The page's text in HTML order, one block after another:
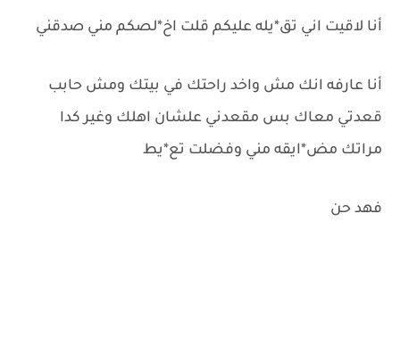
أنا لاقيت اني تق*يله عليكم قلت اخ*لصكم مني صدقني
أنا عارفه انك مش واخد راحتك في بيتك ومش حابب
قعدتي معاك بس مقعدني علشان اهلك وغير كدا
مراتك مض*ايقه مني وفضلت تع*يط
فهد حن